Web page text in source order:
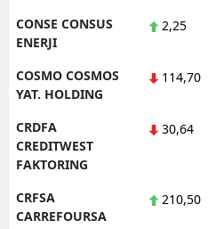
CONSE CONSUS
ENERJI
2,25
COSMO COSMOS
YAT. HOLDING
114,70
CRDFA
CREDITWEST
FAKTORING
30,64
CRFSA
CARREFOURSA
210,50